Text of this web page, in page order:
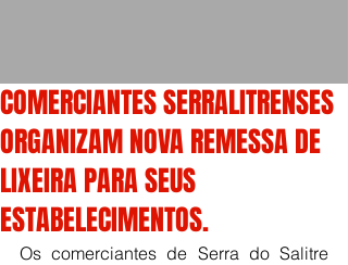
COMERCIANTES SERRALITRENSES
ORGANIZAM NOVA REMESSA DE
LIXEIRA PARA SEUS
ESTABELECIMENTOS.
Os comerciantes de Serra do Salitre